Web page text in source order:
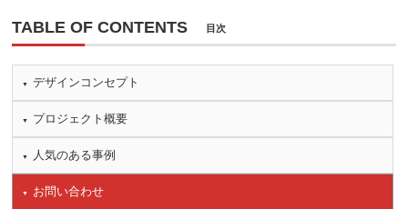
TABLE OF CONTENTS 目次
デザインコンセプト
プロジェクト概要
人気のある事例
お問い合わせ